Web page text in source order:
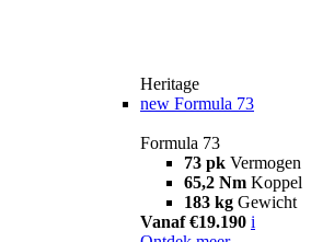
Heritage
new Formula 73
Formula 73
73 pk Vermogen
65,2 Nm Koppel
183 kg Gewicht
Vanaf €19.190 i